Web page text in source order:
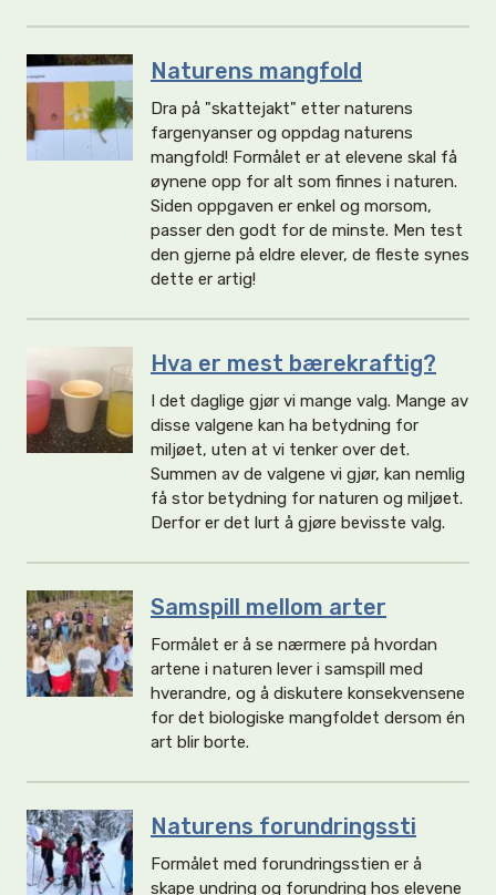
Naturens mangfold
Dra på "skattejakt" etter naturens
fargenyanser og oppdag naturens
mangfold! Formålet er at elevene skal få
øynene opp for alt som finnes i naturen.
Siden oppgaven er enkel og morsom,
passer den godt for de minste. Men test
den gjerne på eldre elever, de fleste synes
dette er artig!
Hva er mest bærekraftig?
I det daglige gjør vi mange valg. Mange av
disse valgene kan ha betydning for
miljøet, uten at vi tenker over det.
Summen av de valgene vi gjør, kan nemlig
få stor betydning for naturen og miljøet.
Derfor er det lurt å gjøre bevisste valg.
Samspill mellom arter
Formålet er å se nærmere på hvordan
artene i naturen lever i samspill med
hverandre, og å diskutere konsekvensene
for det biologiske mangfoldet dersom én
art blir borte.
Naturens forundringssti
Formålet med forundringsstien er å
skape undring og forundring hos elevene